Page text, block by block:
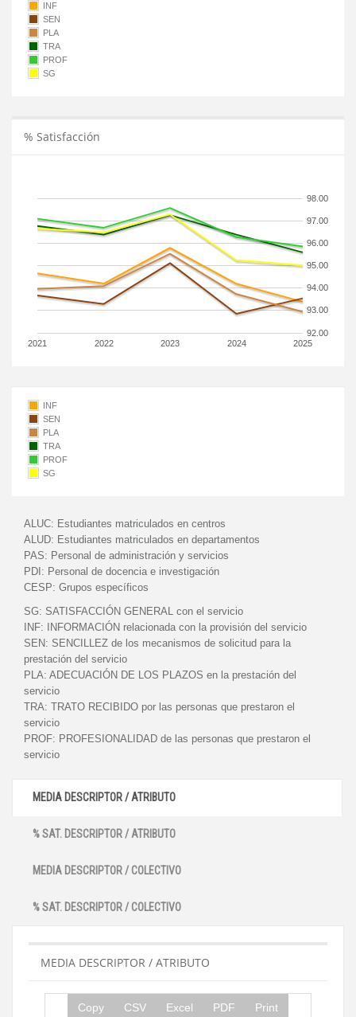
INF
SEN
PLA
TRA
PROF
SG
% Satisfacción
2021 2022 2023 2024 2025
92.00
93.00
94.00
95.00
96.00
97.00
98.00
INF
SEN
PLA
TRA
PROF
SG
ALUC: Estudiantes matriculados en centros
ALUD: Estudiantes matriculados en departamentos
PAS: Personal de administración y servicios
PDI: Personal de docencia e investigación
CESP: Grupos específicos
SG: SATISFACCIÓN GENERAL con el servicio
INF:
INFORMACIÓN relacionada con la provisión del servicio
SEN: SENCILLEZ de los mecanismos de solicitud para la
prestación del servicio
PLA: ADECUACIÓN DE LOS PLAZOS en la prestación del
servicio
TRA: TRATO RECIBIDO por las personas que prestaron el
servicio
PROF: PROFESIONALIDAD de las personas que prestaron el
servicio
MEDIA DESCRIPTOR / ATRIBUTO
% SAT. DESCRIPTOR / ATRIBUTO
MEDIA DESCRIPTOR / COLECTIVO
% SAT. DESCRIPTOR / COLECTIVO
MEDIA DESCRIPTOR / ATRIBUTO
Copy CSV Excel PDF Print